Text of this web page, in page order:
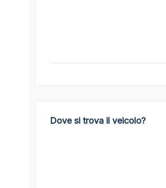
Dove si trova il veicolo?